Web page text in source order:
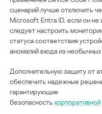
сценарий лучше отключить
Microsoft Entra ID, если он не
следует настроить
статуса соответствия
аномалий входа из необычных
Дополнительную защиту от
обеспечить надежные
гарантирующие
безопасность корпоративной